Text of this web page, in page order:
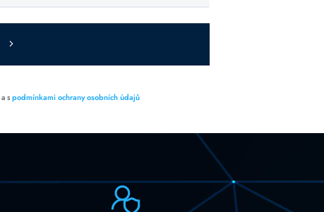
a spodmínkami ochrany osobních údajů